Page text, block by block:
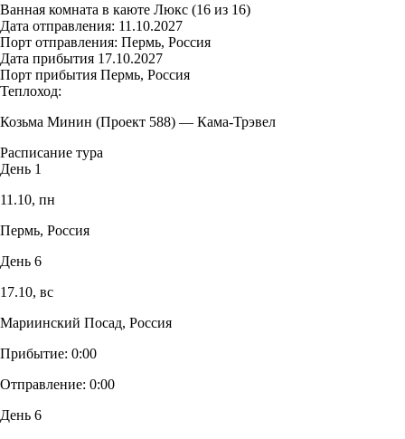
Ванная комната в каюте Люкс (16 из 16)
Дата отправления: 11.10.2027
Порт отправления: Пермь, Россия
Дата прибытия 17.10.2027
Порт прибытия Пермь, Россия
Теплоход:
Козьма Минин (Проект 588) — Кама-Трэвел
Расписание тура
День 1
11.10, пн
Пермь, Россия
День 6
17.10, вс
Мариинский Посад, Россия
Прибытие: 0:00
Отправление: 0:00
День 6